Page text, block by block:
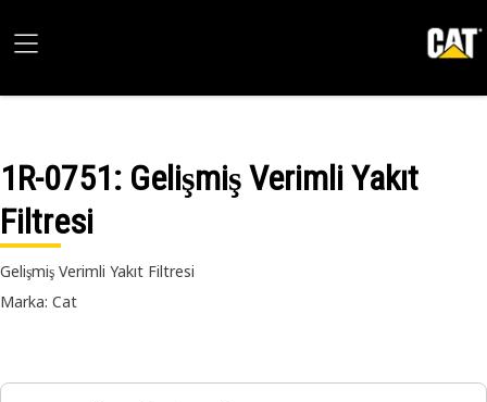
1R-0751: Gelişmiş Verimli Yakıt
Filtresi
Gelişmiş Verimli Yakıt Filtresi
Marka: Cat